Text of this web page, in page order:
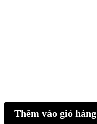
Thêm vào giỏ hàng